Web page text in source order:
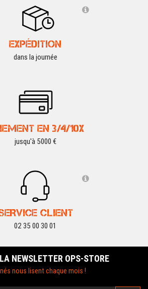
EXPÉDITION
dans la journée
EN 3/4/10X
jusqu'à 5000 €
CLIENT
02 35 00 30 01
NEWSLETTER OPS-STORE
nous lisent chaque mois !